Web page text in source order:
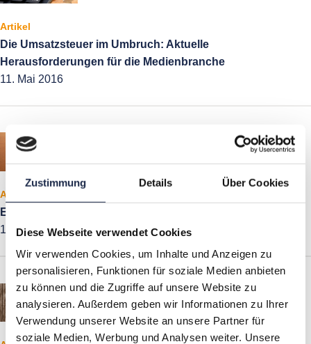
Zustimmung Details Über Cookies
Diese Webseite verwendet Cookies
Wir verwenden Cookies, um Inhalte und Anzeigen zu
personalisieren, Funktionen für soziale Medien anbieten
zu können und die Zugriffe auf unsere Website zu
analysieren. Außerdem geben wir Informationen zu Ihrer
Verwendung unserer Website an unsere Partner für
soziale Medien, Werbung und Analysen weiter. Unsere
Artikel
Die Umsatzsteuer im Umbruch: Aktuelle
Herausforderungen für die Medienbranche
11. Mai 2016
Artikel
E-Mailings: Der erste Eindruck zählt!
10. Mai 2016